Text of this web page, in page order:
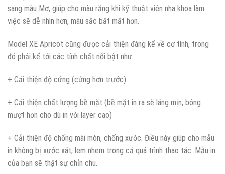
sang màu Mơ, giúp cho màu răng khi kỹ thuật viên nha khoa làm
việc sẽ dễ nhìn hơn, màu sắc bắt mắt hơn.
Model XE Apricot cũng được cải thiện đáng kể về cơ tính, trong
đó phải kể tới các tính chất nổi bật như:
+ Cải thiện độ cứng (cứng hơn trước)
+ Cải thiện chất lượng bề mặt (bề mặt in ra sẽ láng mịn, bóng
mượt hơn cho dù in với layer cao)
+ Cải thiện độ chống mài mòn, chống xước. Điều này giúp cho mẫu
in không bị xước xát, lem nhem trong cả quá trình thao tác. Mẫu in
của bạn sẽ thật sự chỉn chu.